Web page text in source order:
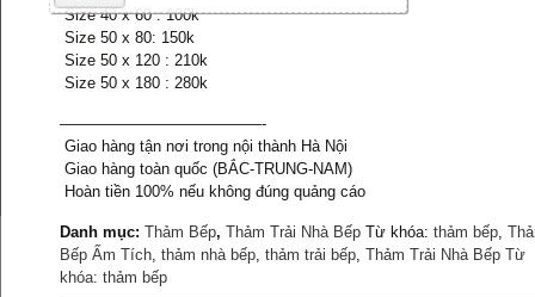
Size 40 x 60 : 100k
Size 50 x 80: 150k
Size 50 x 120 : 210k
Size 50 x 180 : 280k
—————————————-
Giao hàng tận nơi trong nội thành Hà Nội
Giao hàng toàn quốc (BẮC-TRUNG-NAM)
Hoàn tiền 100% nếu không đúng quảng cáo
Danh mục: Thảm Bếp, Thảm Trải Nhà Bếp Từ khóa: thảm bếp,
Bếp Ấm Tích, thảm nhà bếp, thảm trải bếp, Thảm Trải Nhà Bếp Từ
khóa: thảm bếp